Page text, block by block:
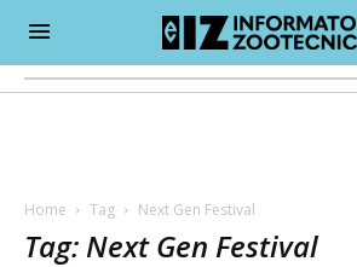
Home Tag Next Gen Festival
Tag: Next Gen Festival